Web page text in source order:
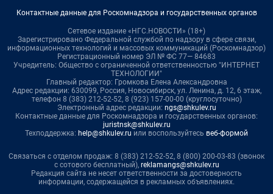
Контактные данные для Роскомнадзора и государственных органов
Сетевое издание «НГС.НОВОСТИ» (18+)
Зарегистрировано Федеральной службой по надзору в сфере связи,
информационных технологий и массовых коммуникаций (Роскомнадзор)
Регистрационный номер ЭЛ № ФС 77— 84683
Учредитель: Общество с ограниченной ответственностью "ИНТЕРНЕТ
ТЕХНОЛОГИИ"
Главный редактор: Громкова Елена Александровна
Адрес редакции: 630099, Россия, Новосибирск, ул. Ленина, д. 12, 6 этаж,
телефон 8 (383) 212-52-52, 8 (923) 157-00-00 (круглосуточно)
Электронный адрес редакции: ngs@shkulev.ru
Контактные данные для Роскомнадзора и государственных органов:
juristnsk@shkulev.ru
Техподдержка: help@shkulev.ru или воспользуйтесь веб-формой
Связаться с отделом продаж: 8 (383) 212-52-52, 8 (800) 200-03-83 (звонок
с сотового бесплатный), reklamangs@shkulev.ru
Редакция сайта не несет ответственности за достоверность
информации, содержащейся в рекламных объявлениях.